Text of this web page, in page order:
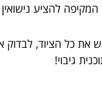
את כל הציוד, לבדוק
גיבוי!